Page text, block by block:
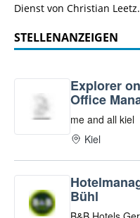
Dienst von Christian Leetz.
STELLENANZEIGEN